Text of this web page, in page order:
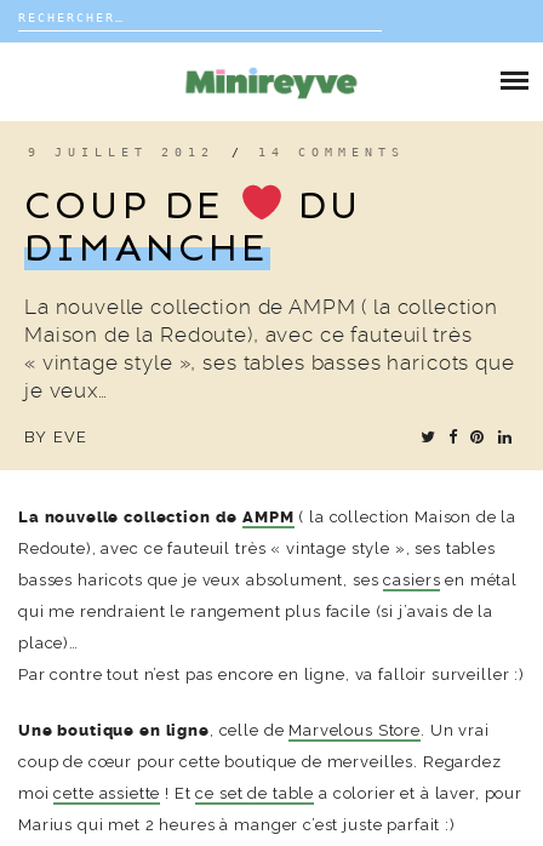
Rechercher :
DÉCO
VOYAGE
COUP DE COEUR
9 JUILLET 2012 / 14 COMMENTS
COUP DE
DU
DIMANCHE
La nouvelle collection de AMPM ( la collection
Maison de la Redoute), avec ce fauteuil très
« vintage style », ses tables basses haricots que
je veux…
BY EVE
La nouvelle collection deAMPM ( la collection Maison de la
Redoute), avec ce fauteuil très « vintage style », ses tables
basses haricots que je veux absolument, sescasiers en métal
qui me rendraient le rangement plus facile (si j’avais de la
place)…
Par contre tout n’est pas encore en ligne, va falloir surveiller :)
Une boutique en ligne, celle de Marvelous Store. Un vrai
coup de cœur pour cette boutique de merveilles. Regardez
moicette assiette ! Etce set de table a colorier et à laver, pour
Marius qui met 2 heures à manger c’est juste parfait :)